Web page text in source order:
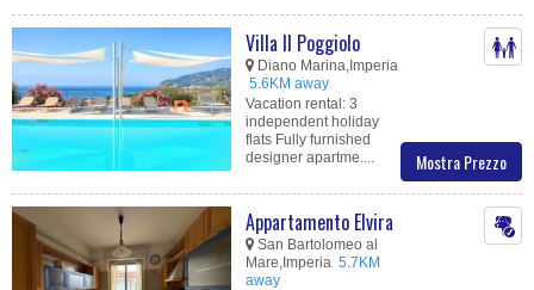
Mostra Prezzo
Villa Il Poggiolo
Diano Marina,Imperia
5.6KM away
Vacation rental: 3
independent holiday
flats Fully furnished
designer apartme....
Appartamento Elvira
San Bartolomeo al
Mare,Imperia 5.7KM
away